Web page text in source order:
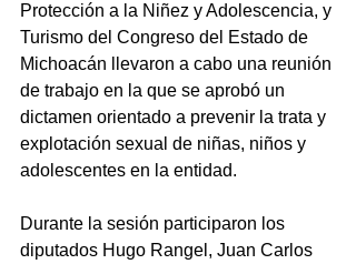
Protección a la Niñez y Adolescencia, y
Turismo del Congreso del Estado de
Michoacán llevaron a cabo una reunión
de trabajo en la que se aprobó un
dictamen orientado a prevenir la trata y
explotación sexual de niñas, niños y
adolescentes en la entidad.
Durante la sesión participaron los
diputados Hugo Rangel, Juan Carlos